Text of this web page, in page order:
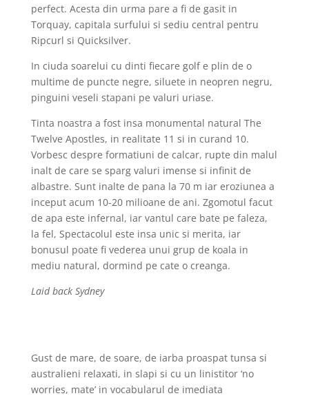
perfect. Acesta din urma pare a fi de gasit in
Torquay, capitala surfului si sediu central pentru
Ripcurl si Quicksilver.
In ciuda soarelui cu dinti fiecare golf e plin de o
multime de puncte negre, siluete in neopren negru,
pinguini veseli stapani pe valuri uriase.
Tinta noastra a fost insa monumental natural The
Twelve Apostles, in realitate 11 si in curand 10.
Vorbesc despre formatiuni de calcar, rupte din malul
inalt de care se sparg valuri imense si infinit de
albastre. Sunt inalte de pana la 70 m iar eroziunea a
inceput acum 10-20 milioane de ani. Zgomotul facut
de apa este infernal, iar vantul care bate pe faleza,
la fel, Spectacolul este insa unic si merita, iar
bonusul poate fi vederea unui grup de koala in
mediu natural, dormind pe cate o creanga.
Laid back Sydney
Gust de mare, de soare, de iarba proaspat tunsa si
australieni relaxati, in slapi si cu un linistitor ‘no
worries, mate’ in vocabularul de imediata